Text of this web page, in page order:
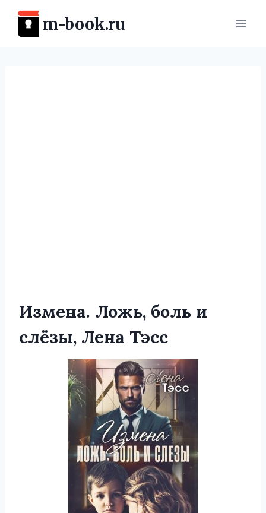
Перейти
содержимому
m-book.ru
Измена. Ложь, боль и
слёзы, Лена Тэсс